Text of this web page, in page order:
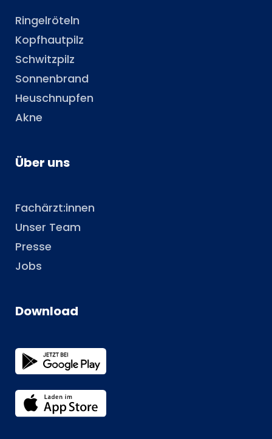
Ringelröteln
Kopfhautpilz
Schwitzpilz
Sonnenbrand
Heuschnupfen
Akne
Über uns
Fachärzt:innen
Unser Team
Presse
Jobs
Download